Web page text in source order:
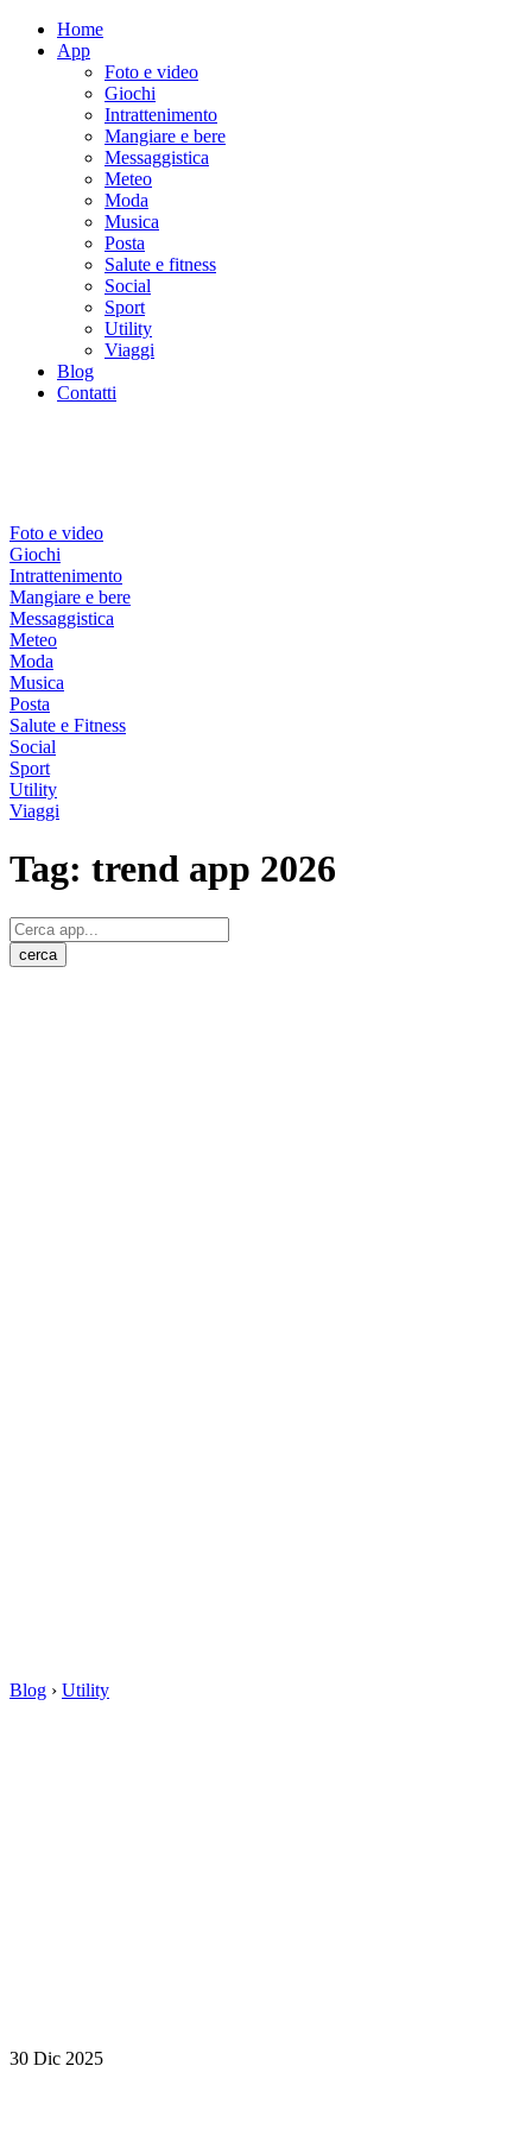
Home
App
Foto e video
Giochi
Intrattenimento
Mangiare e bere
Messaggistica
Meteo
Moda
Musica
Posta
Salute e fitness
Social
Sport
Utility
Viaggi
Blog
Contatti
Foto e video
Giochi
Intrattenimento
Mangiare e bere
Messaggistica
Meteo
Moda
Musica
Posta
Salute e Fitness
Social
Sport
Utility
Viaggi
Tag: trend app 2026
Blog › Utility
30 Dic 2025